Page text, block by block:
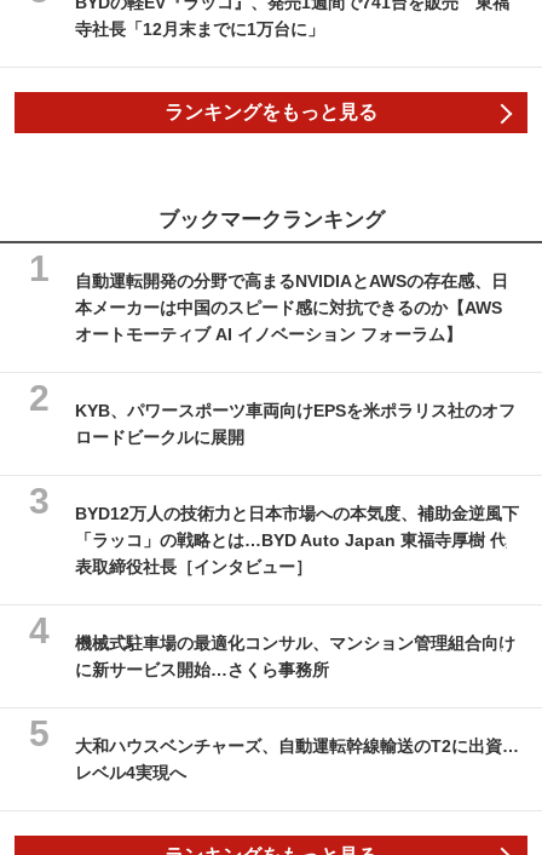
寺社長「12月末までに1万台に」
ランキングをもっと見る
ブックマークランキング
自動運転開発の分野で高まるNVIDIAとAWSの存在感、日
本メーカーは中国のスピード感に対抗できるのか【AWS
オートモーティブ AI イノベーション フォーラム】
KYB、パワースポーツ車両向けEPSを米ポラリス社のオフ
ロードビークルに展開
BYD12万人の技術力と日本市場への本気度、補助金逆風下
「ラッコ」の戦略とは…BYD Auto Japan 東福寺厚樹 代
表取締役社長［インタビュー］
機械式駐車場の最適化コンサル、マンション管理組合向け
に新サービス開始…さくら事務所
大和ハウスベンチャーズ、自動運転幹線輸送のT2に出資…
レベル4実現へ